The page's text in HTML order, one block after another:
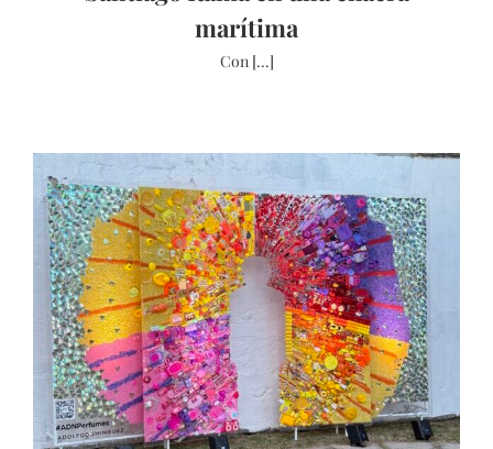
marítima
Con [...]